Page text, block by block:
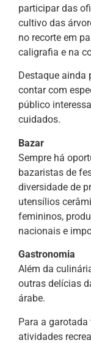
participar das
cultivo das
no recorte em
caligrafia e na
Destaque ainda
contar com
público
cuidados.
Bazar
Sempre há
bazaristas de
diversidade de
utensílios
femininos,
nacionais e
Gastronomia
Além da
outras delícias
árabe.
Para a
atividades